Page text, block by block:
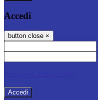
Accedi
button close ×